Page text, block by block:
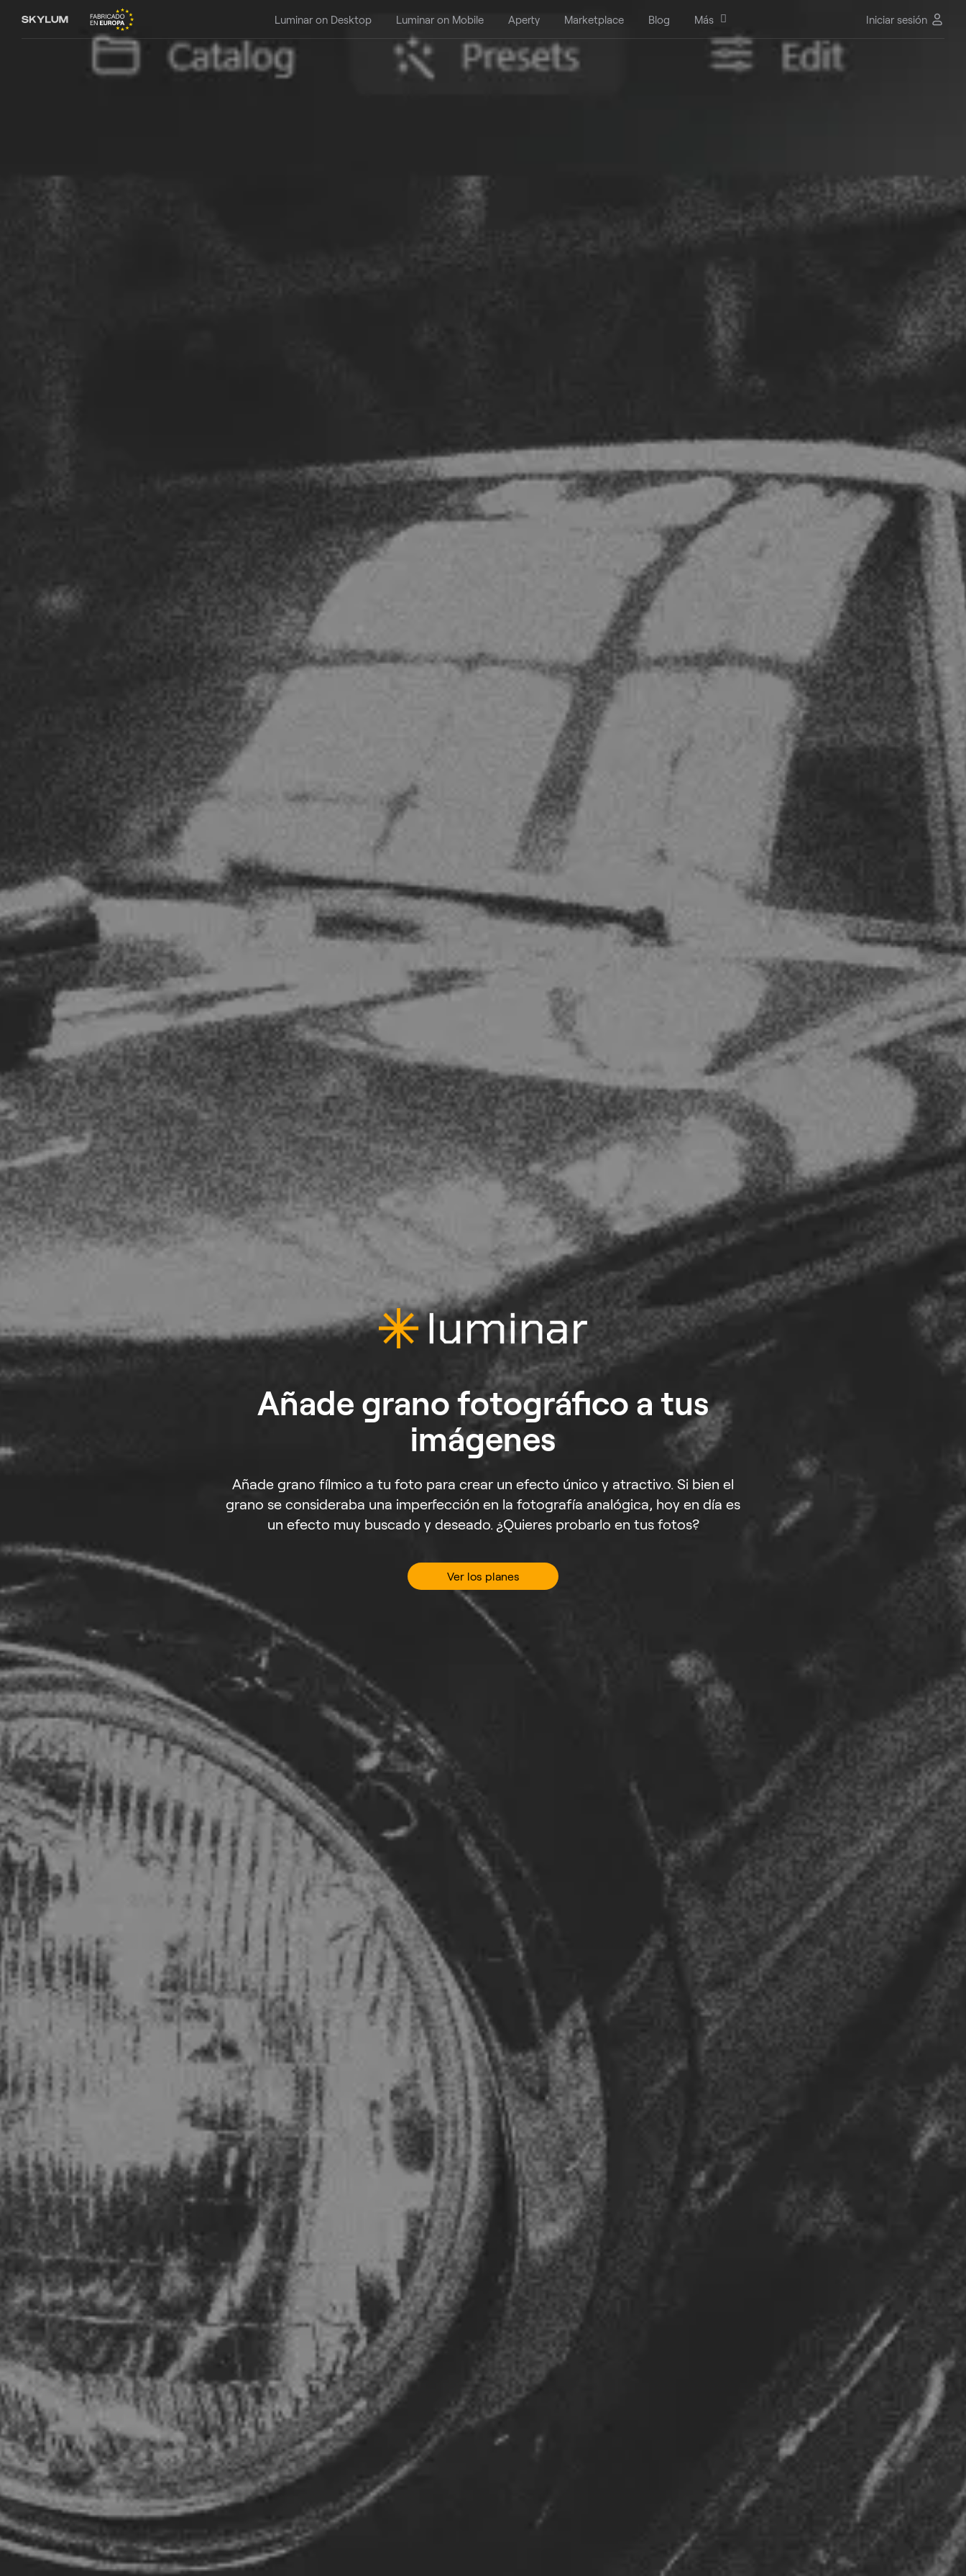
Luminar on Desktop Luminar on Mobile Aperty Marketplace Blog Más Iniciar sesión
Añade grano fotográfico a tus
imágenes
Añade grano fílmico a tu foto para crear un efecto único y atractivo. Si bien el
grano se consideraba una imperfección en la fotografía analógica, hoy en día es
un efecto muy buscado y deseado. ¿Quieres probarlo en tus fotos?
Ver los planes